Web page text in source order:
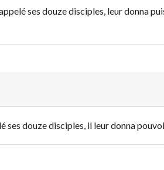
ses douze disciples, leur donna
ses douze disciples, il leur donna